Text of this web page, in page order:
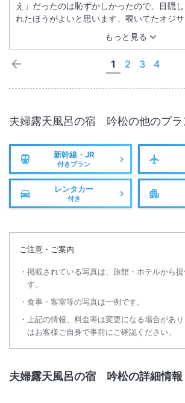
もっと見る
え」だったのは恥ずかしかったので、目隠
れたほうがよいと思います。覗いてたオジ
を振ったら、大きく振り返されたので、間違
1 2 3 4
夫婦露天風呂の宿 吟松の他のプ
新幹線・JR
付きプラン
レンタカー
付き
ご注意・ご案内
掲載されている写真は、旅館・ホテルから
す。
食事・客室等の写真は一例です。
上記の情報、料金等は変更になる場合があ
はお客様ご自身で事前にご確認ください。
夫婦露天風呂の宿 吟松の詳細情報